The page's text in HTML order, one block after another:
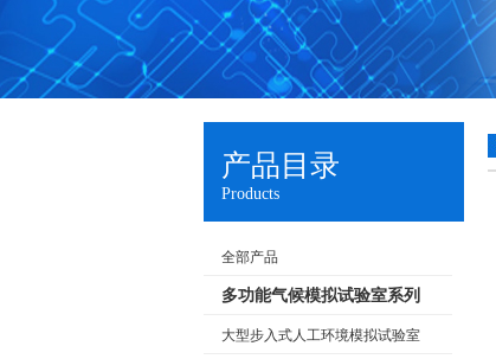
产品目录
Products
全部产品
多功能气候模拟试验室系列
大型步入式人工环境模拟试验室